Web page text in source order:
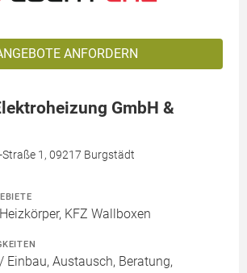
ANFORDERN
GmbH &
1, 09217 Burgstädt
KFZ Wallboxen
Austausch, Beratung,